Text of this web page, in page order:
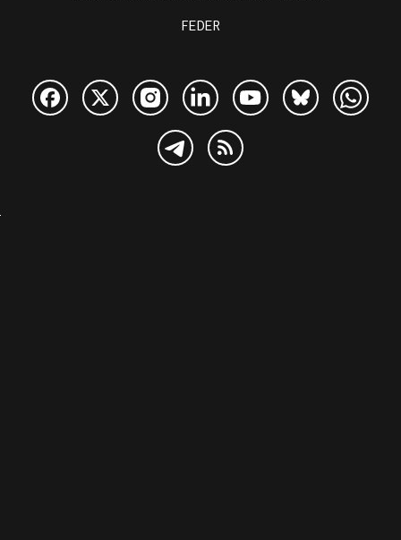
FEDER